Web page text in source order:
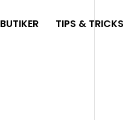
BUTIKER TIPS & TRICKS